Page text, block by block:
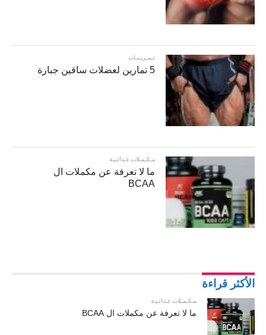
تـمـريـنـات
5 تمارين لعضلات ساقين جبارة
مـكـمـلات غـذائـيـة
ما لا تعرفة عن مكملات ال
BCAA
الأكثر قراءة
مـكـمـلات غـذائـيـة
ما لا تعرفة عن مكملات ال BCAA